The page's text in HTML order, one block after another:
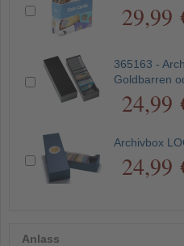
29,99
365163 -
Goldbarren
24,99
Archivbox
24,99
Anlass